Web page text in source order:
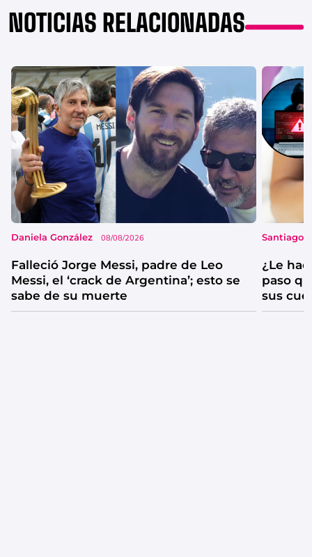
NOTICIAS RELACIONADAS
Daniela González 08/08/2026
Falleció Jorge Messi, padre de Leo
Messi, el ‘crack de Argentina’; esto se
sabe de su muerte
Santiago
¿Le
paso
sus